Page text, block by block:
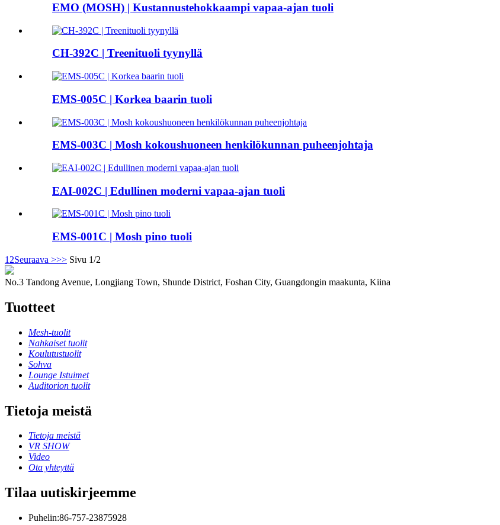
EMO (MOSH) | Kustannustehokkaampi vapaa-ajan tuoli
CH-392C | Treenituoli tyynyllä
EMS-005C | Korkea baarin tuoli
EMS-003C | Mosh kokoushuoneen henkilökunnan puheenjohtaja
EAI-002C | Edullinen moderni vapaa-ajan tuoli
EMS-001C | Mosh pino tuoli
1 2Seuraava >>> Sivu 1/2
No.3 Tandong Avenue, Longjiang Town, Shunde District, Foshan City, Guangdongin maakunta, Kiina
Tuotteet
Mesh-tuolit
Nahkaiset tuolit
Koulutustuolit
Sohva
Lounge Istuimet
Auditorion tuolit
Tietoja meistä
Tietoja meistä
VR SHOW
Video
Ota yhteyttä
Tilaa uutiskirjeemme
Puhelin:86-757-23875928